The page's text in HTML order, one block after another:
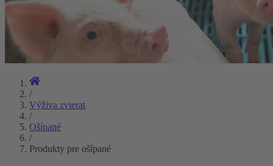
/
Výživa zvierat
/
Ošípané
/
Produkty pre ošípané